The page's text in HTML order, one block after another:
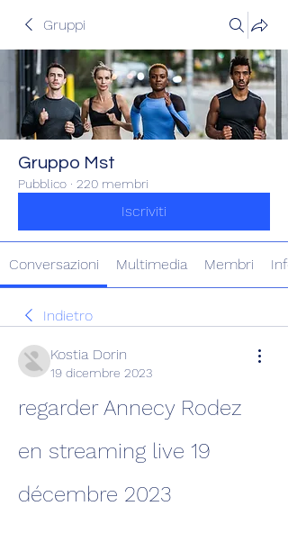
Gruppi
Gruppo Mst
Pubblico · 220 membri
Iscriviti
Conversazioni Multimedia Membri Info
Indietro
Kostia Dorin
19 dicembre 2023
regarder Annecy Rodez
en streaming live 19
décembre 2023